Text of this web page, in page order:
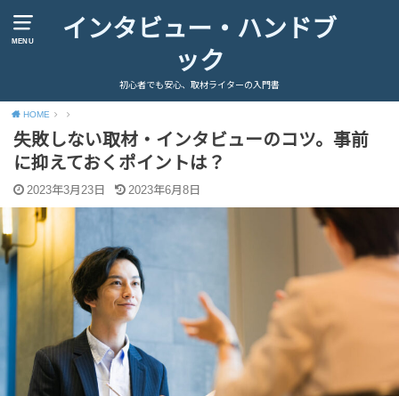
MENU
インタビュー・ハンドブ
ック
初心者でも安心、取材ライターの入門書
HOME
失敗しない取材・インタビューのコツ。事前
に抑えておくポイントは？
2023年3月23日 2023年6月8日